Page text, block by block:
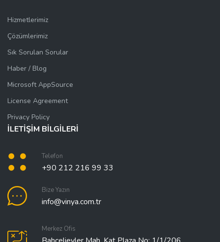
Hizmetlerimiz
Çözümlerimiz
Sık Sorulan Sorular
Haber / Blog
Microsoft AppSource
License Agreement
Privacy Policy
İLETİŞİM BİLGİLERİ
Telefon
+90 212 216 99 33
Bize Yazın
info@vinya.com.tr
Merkez Ofis